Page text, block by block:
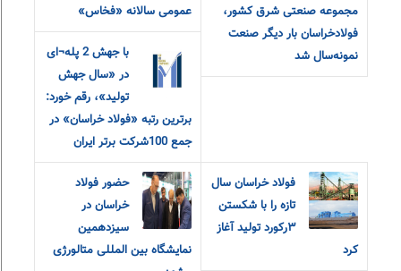
مجموعه صنعتی شرق کشور،
فولادخراسان بار دیگر صنعت
نمونه‌سال شد
عمومی سالانه «فخاس»
با جهش 2 پله¬ای
در «سال جهش
تولید»، رقم خورد:
برترین رتبه «فولاد خراسان» در
جمع 100شرکت برتر ایران
فولاد خراسان سال
تازه را با شکستن
۳رکورد تولید آغاز
کرد
حضور فولاد
خراسان در
سیزدهمین
نمایشگاه بین المللی متالورژی